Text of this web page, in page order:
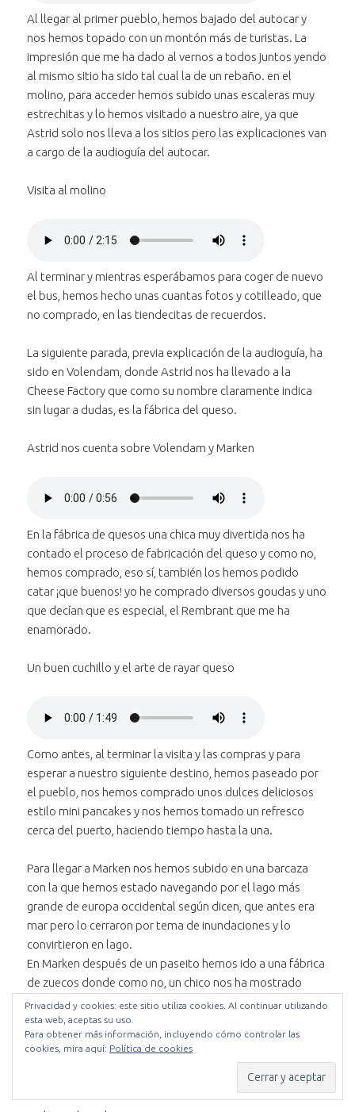
molino"cuenta sobre
la visita al
molino"
"Astrid nos
cuenta sobre
la visita al
molino"
Silenciarel audio "Astrid nos
cuenta sobre la
visita al molino"
Avanzar treinta segundosen el
audio
"Astrid
nos
cuenta
sobre
la visita
Retroceder treinta segundosen el
audio
"Astrid
nos
cuenta
sobre
Posición:
0 segundos
Duración:
Al llegar al primer pueblo, hemos bajado del autocar y
nos hemos topado con un montón más de turistas. La
impresión que me ha dado al vernos a todos juntos yendo
al mismo sitio ha sido tal cual la de un rebaño. en el
molino, para acceder hemos subido unas escaleras muy
estrechitas y lo hemos visitado a nuestro aire, ya que
Astrid solo nos lleva a los sitios pero las explicaciones van
a cargo de la audioguía del autocar.
Visita al molino
molino"
Bajar volumen al audio
molino"
al molino"
Silenciar el audio "Visita al
molino"
Avanzar treinta segundosen el
audio
al
molino"
Retroceder treinta segundos en el
"Visita
al
molino"
Posición:
0 segundos
Duración:
Al terminar y mientras esperábamos para coger de nuevo
el bus, hemos hecho unas cuantas fotos y cotilleado, que
no comprado, en las tiendecitas de recuerdos.
La siguiente parada, previa explicación de la audioguía, ha
sido en Volendam, donde Astrid nos ha llevado a la
Cheese Factory que como su nombre claramente indica
sin lugar a dudas, es la fábrica del queso.
Astrid nos cuenta sobre Volendam y Marken
nos cuenta sobre
Marken"
Bajar volumen al audio
cuenta sobre
Volendam y
Marken"
"AStrid nos
cuenta sobre
Volendam y
Marken"
Silenciarel audio "AStrid nos
cuenta sobre
Volendam y Marken"
Avanzar treinta segundosen el
audio
"AStrid
nos
Volendam
Retroceder treinta segundosen el
audio
"AStrid
sobre
y Marken"
Posición:
0 segundos
Duración:
En la fábrica de quesos una chica muy divertida nos ha
contado el proceso de fabricación del queso y como no,
hemos comprado, eso sí, también los hemos podido
catar ¡que buenos! yo he comprado diversos goudas y uno
que decían que es especial, el Rembrant que me ha
enamorado.
Un buen cuchillo y el arte de rayar queso
cuchillo y el arte
Bajar volumen al audio "Un
y el arte de
rayar queso"
buen cuchillo y
el arte de
rayar queso"
Silenciarel audio "Un buen
cuchillo y el arte de
rayar queso"
Avanzar treinta segundosen el
audio
"Un
buen
y el
arte de
rayar
queso"
Retroceder treinta segundosen el
audio
"Un
cuchillo
y el
arte de
rayar
Posición:
Duración:
1 minuto y 49 segundos
Como antes, al terminar la visita y las compras y para
esperar a nuestro siguiente destino, hemos paseado por
el pueblo, nos hemos comprado unos dulces deliciosos
estilo mini pancakes y nos hemos tomado un refresco
cerca del puerto, haciendo tiempo hasta la una.
Para llegar a Marken nos hemos subido en una barcaza
con la que hemos estado navegando por el lago más
grande de europa occidental según dicen, que antes era
mar pero lo cerraron por tema de inundaciones y lo
convirtieron en lago.
En Marken después de un paseito hemos ido a una fábrica
de zuecos donde como no, un chico nos ha mostrado
como se hacen los zuecos, primero dándole forma a la
madera, luego agujereándola para poner los pies y luego
puliéndolos. Este chico por cierto también tenía su gracia
broma nos hemos probado zuecos y ya nos hemos ido.
Privacidad y cookies: este sitio utiliza cookies. Al continuar utilizando
esta web, aceptas su uso.
Para obtener más información, incluyendo cómo controlar las
cookies, mira aquí: Política de cookies